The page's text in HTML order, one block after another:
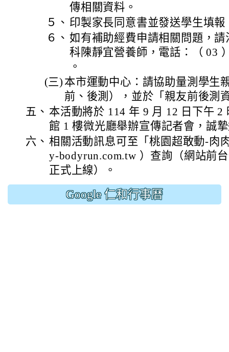
傳相關資料。
５、 印製家長同意書並發送學生填
６、 如有補助經費申請相關問題，
科陳靜宜營養師，電話：（ 03
。
(三) 本市運動中心：請協助量測學生
前、後測），並於「親友前後測
五、 本活動將於 114 年 9 月 12 日下午
館 1 樓微光廳舉辦宣傳記者會，誠
六、 相關活動訊息可至「桃園超敢動-肉
y-bodyrun.com.tw ）查詢（網站前
正式上線）。
Google 仁和行事曆